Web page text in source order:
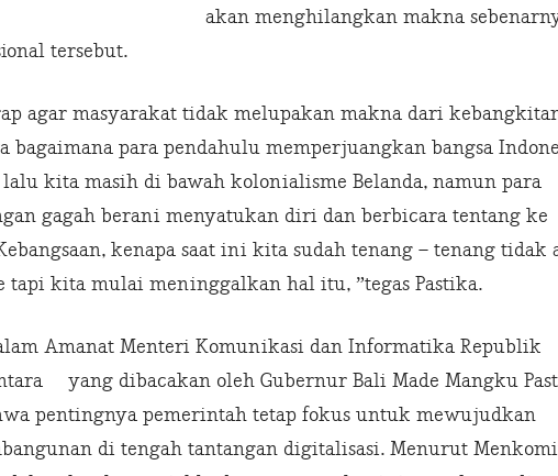
akan menghilangkan makna
tersebut.
agar masyarakat tidak melupakan makna dari
bagaimana para pendahulu memperjuangkan bangsa
lalu kita masih di bawah kolonialisme Belanda, namun para
gagah berani menyatukan diri dan berbicara tentang ke
kenapa saat ini kita sudah tenang – tenang tidak
kita mulai meninggalkan hal itu, ”tegas Pastika.
Amanat Menteri Komunikasi dan Informatika Republik
yang dibacakan oleh Gubernur Bali Made Mangku
pentingnya pemerintah tetap fokus untuk mewujudkan
di tengah tantangan digitalisasi. Menurut